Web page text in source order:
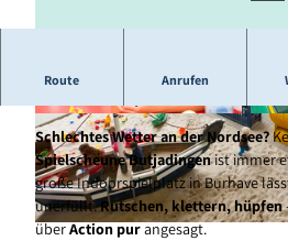
© Copyright: Thomas Hellmann |CC-BY-SA
© Thomas Hellmann |CC-BY-SA
©
Route Anrufen
Spielscheune Butjadingen - Spiel &
Schlechtes Wetter an der Nordsee?
Spielscheune Butjadingenist immer
große Indoorspielplatz in Burhave
unerfüllt.Rutschen, klettern, hüpfen
überAction purangesagt.